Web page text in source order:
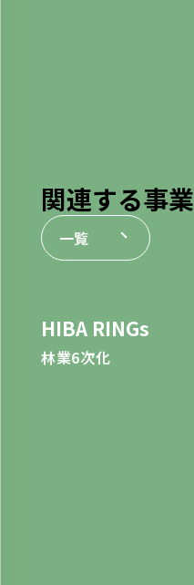
関連する事業
一覧
HIBA RINGs
林業6次化